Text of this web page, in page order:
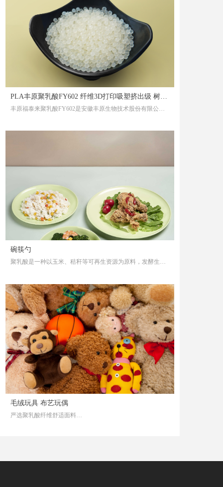
PLA丰原聚乳酸FY602 纤维3D打印吸塑挤出级 树脂
颗粒
丰原福泰来聚乳酸FY602是安徽丰原生物技术股份有限公司
碗筷勺
聚乳酸是一种以玉米、秸秆等可再生资源为原料，发酵生产
工，可生产一次性餐盒、刀叉勺、吸管、农地膜、塑料袋
等。由其制成的食品包装类产品除能生物降解外，生物相容
性、食品安全性、强度和耐热性好，具有绿色、安全、环保
等特点，可以有力地保障食品安全。
毛绒玩具 布艺玩偶
严选聚乳酸纤维舒适面料